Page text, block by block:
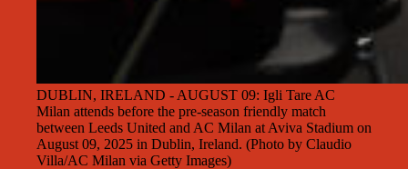
DUBLIN, IRELAND - AUGUST 09: Igli Tare AC
Milan attends before the pre-season friendly match
between Leeds United and AC Milan at Aviva Stadium on
August 09, 2025 in Dublin, Ireland. (Photo by Claudio
Villa/AC Milan via Getty Images)